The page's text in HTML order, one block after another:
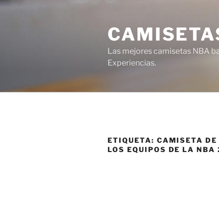
Saltar
Las mejores camisetas NBA
Experiencias.
ETIQUETA: CAMISETA DE
LOS EQUIPOS DE LA NBA